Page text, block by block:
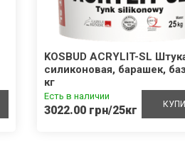
KOSBUD ACRYLIT-SL
силиконовая, барашек,
кг
Есть в наличии
3022.00 грн/25кг